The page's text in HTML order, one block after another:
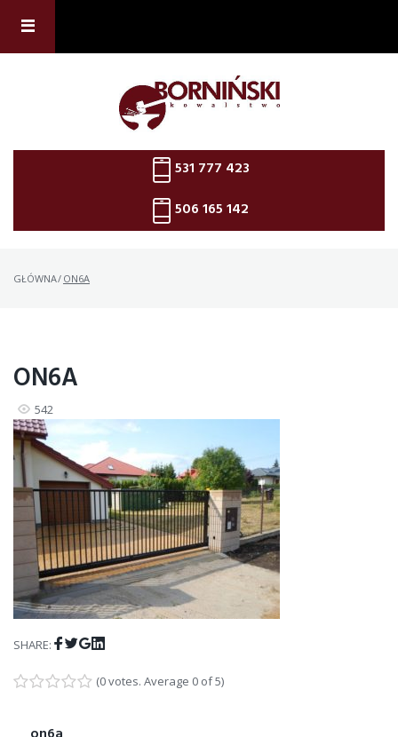
content
531 777 423
506 165 142
GŁÓWNA/ ON6A
ON6A
542
SHARE: Facebook
Twitter
Google+
(0 votes. Average 0of 5)
Previous